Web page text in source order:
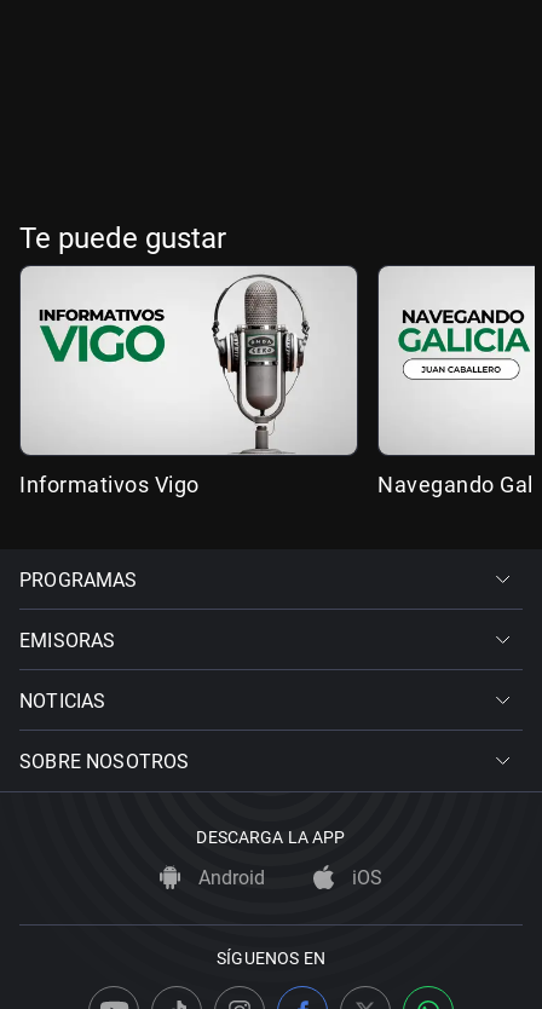
Te puede gustar
Informativos Vigo Navegando
PROGRAMAS
EMISORAS
NOTICIAS
SOBRE NOSOTROS
DESCARGA LA APP
Android iOS
SÍGUENOS EN